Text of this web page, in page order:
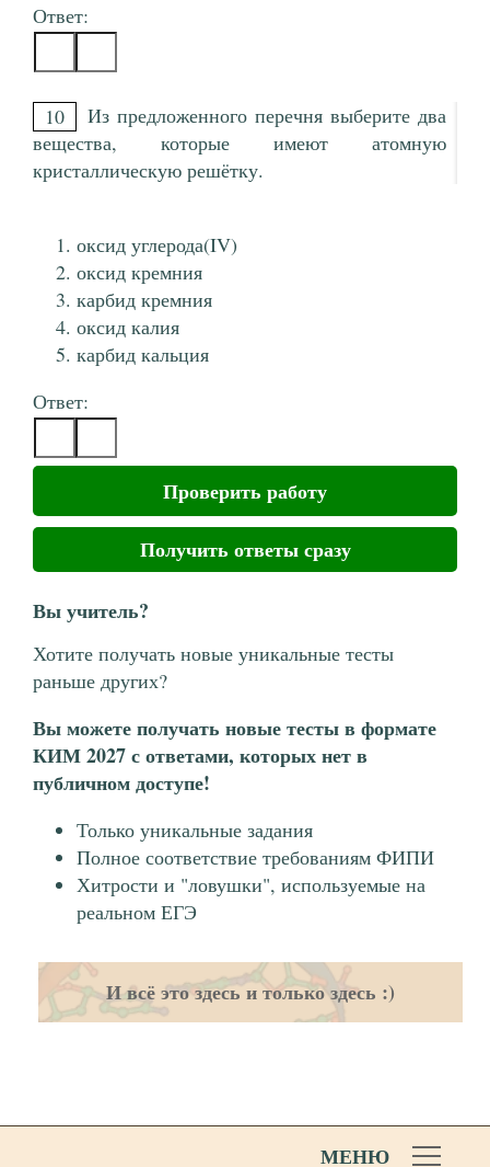
Ответ:
10
Из предложенного перечня выберите два
вещества, которые имеют атомную
кристаллическую решётку.
оксид углерода(IV)
оксид кремния
карбид кремния
оксид калия
карбид кальция
Ответ:
Проверить работу
Получить ответы сразу
Вы учитель?
Хотите получать новые уникальные тесты
раньше других?
Вы можете получать новые тесты в формате
КИМ 2027 с ответами, которых нет в
публичном доступе!
Только уникальные задания
Полное соответствие требованиям ФИПИ
Хитрости и "ловушки", используемые на
реальном ЕГЭ
И всё это здесь и только здесь :)
МЕНЮ